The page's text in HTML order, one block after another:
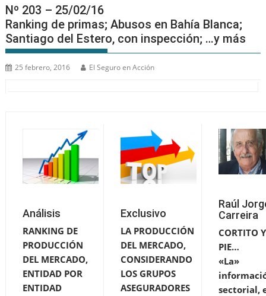
Nº 203 – 25/02/16
Ranking de primas; Abusos en Bahía Blanca;
Santiago del Estero, con inspección; …y más
25 febrero, 2016 El Seguro en Acción
Análisis
RANKING DE
PRODUCCIÓN
DEL MERCADO,
ENTIDAD POR
ENTIDAD
Exclusivo
LA PRODUCCIÓN
DEL MERCADO,
CONSIDERANDO
LOS GRUPOS
ASEGURADORES
Raúl
Carreira
CORTITO
PIE…
«La»
sectorial,